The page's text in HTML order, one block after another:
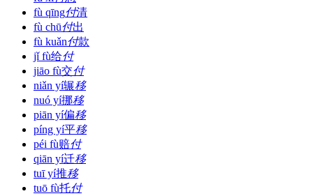
fù qīng付清
fù chū付出
fù kuǎn付款
jǐ fù给付
jiāo fù交付
niǎn yí辗移
nuó yí挪移
piān yí偏移
píng yí平移
péi fù赔付
qiān yí迁移
tuī yí推移
tuō fù托付